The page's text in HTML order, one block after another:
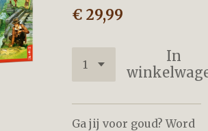
€ 29,99
In
Ga jij voor goud? Word